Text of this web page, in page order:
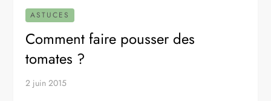
ASTUCES
Comment faire pousser des
tomates ?
2 juin 2015